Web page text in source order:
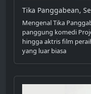
Tika Panggabean,
Mengenal Tika
panggung komedi
hingga aktris film
yang luar biasa